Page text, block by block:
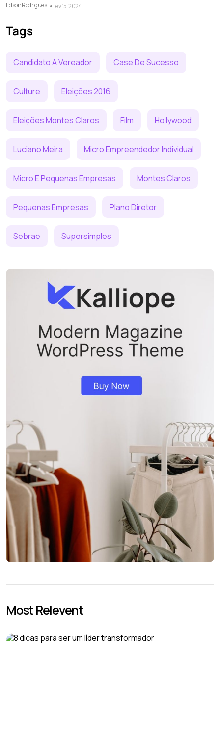
Edson Rodrigues fev 15, 2024
Tags
Candidato A Vereador Case De Sucesso
Culture Eleições 2016
Eleições Montes Claros Film Hollywood
Luciano Meira Micro Empreendedor Individual
Micro E Pequenas Empresas Montes Claros
Pequenas Empresas Plano Diretor
Sebrae Supersimples
Most Relevent